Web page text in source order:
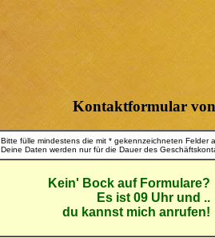
Kontaktformular von
Bitte fülle mindestens die mit * gekennzeichneten Felder
Deine Daten werden nur für die Dauer des
Kein' Bock auf Formulare?
Es ist 09 Uhr und ..
du kannst mich anrufen!